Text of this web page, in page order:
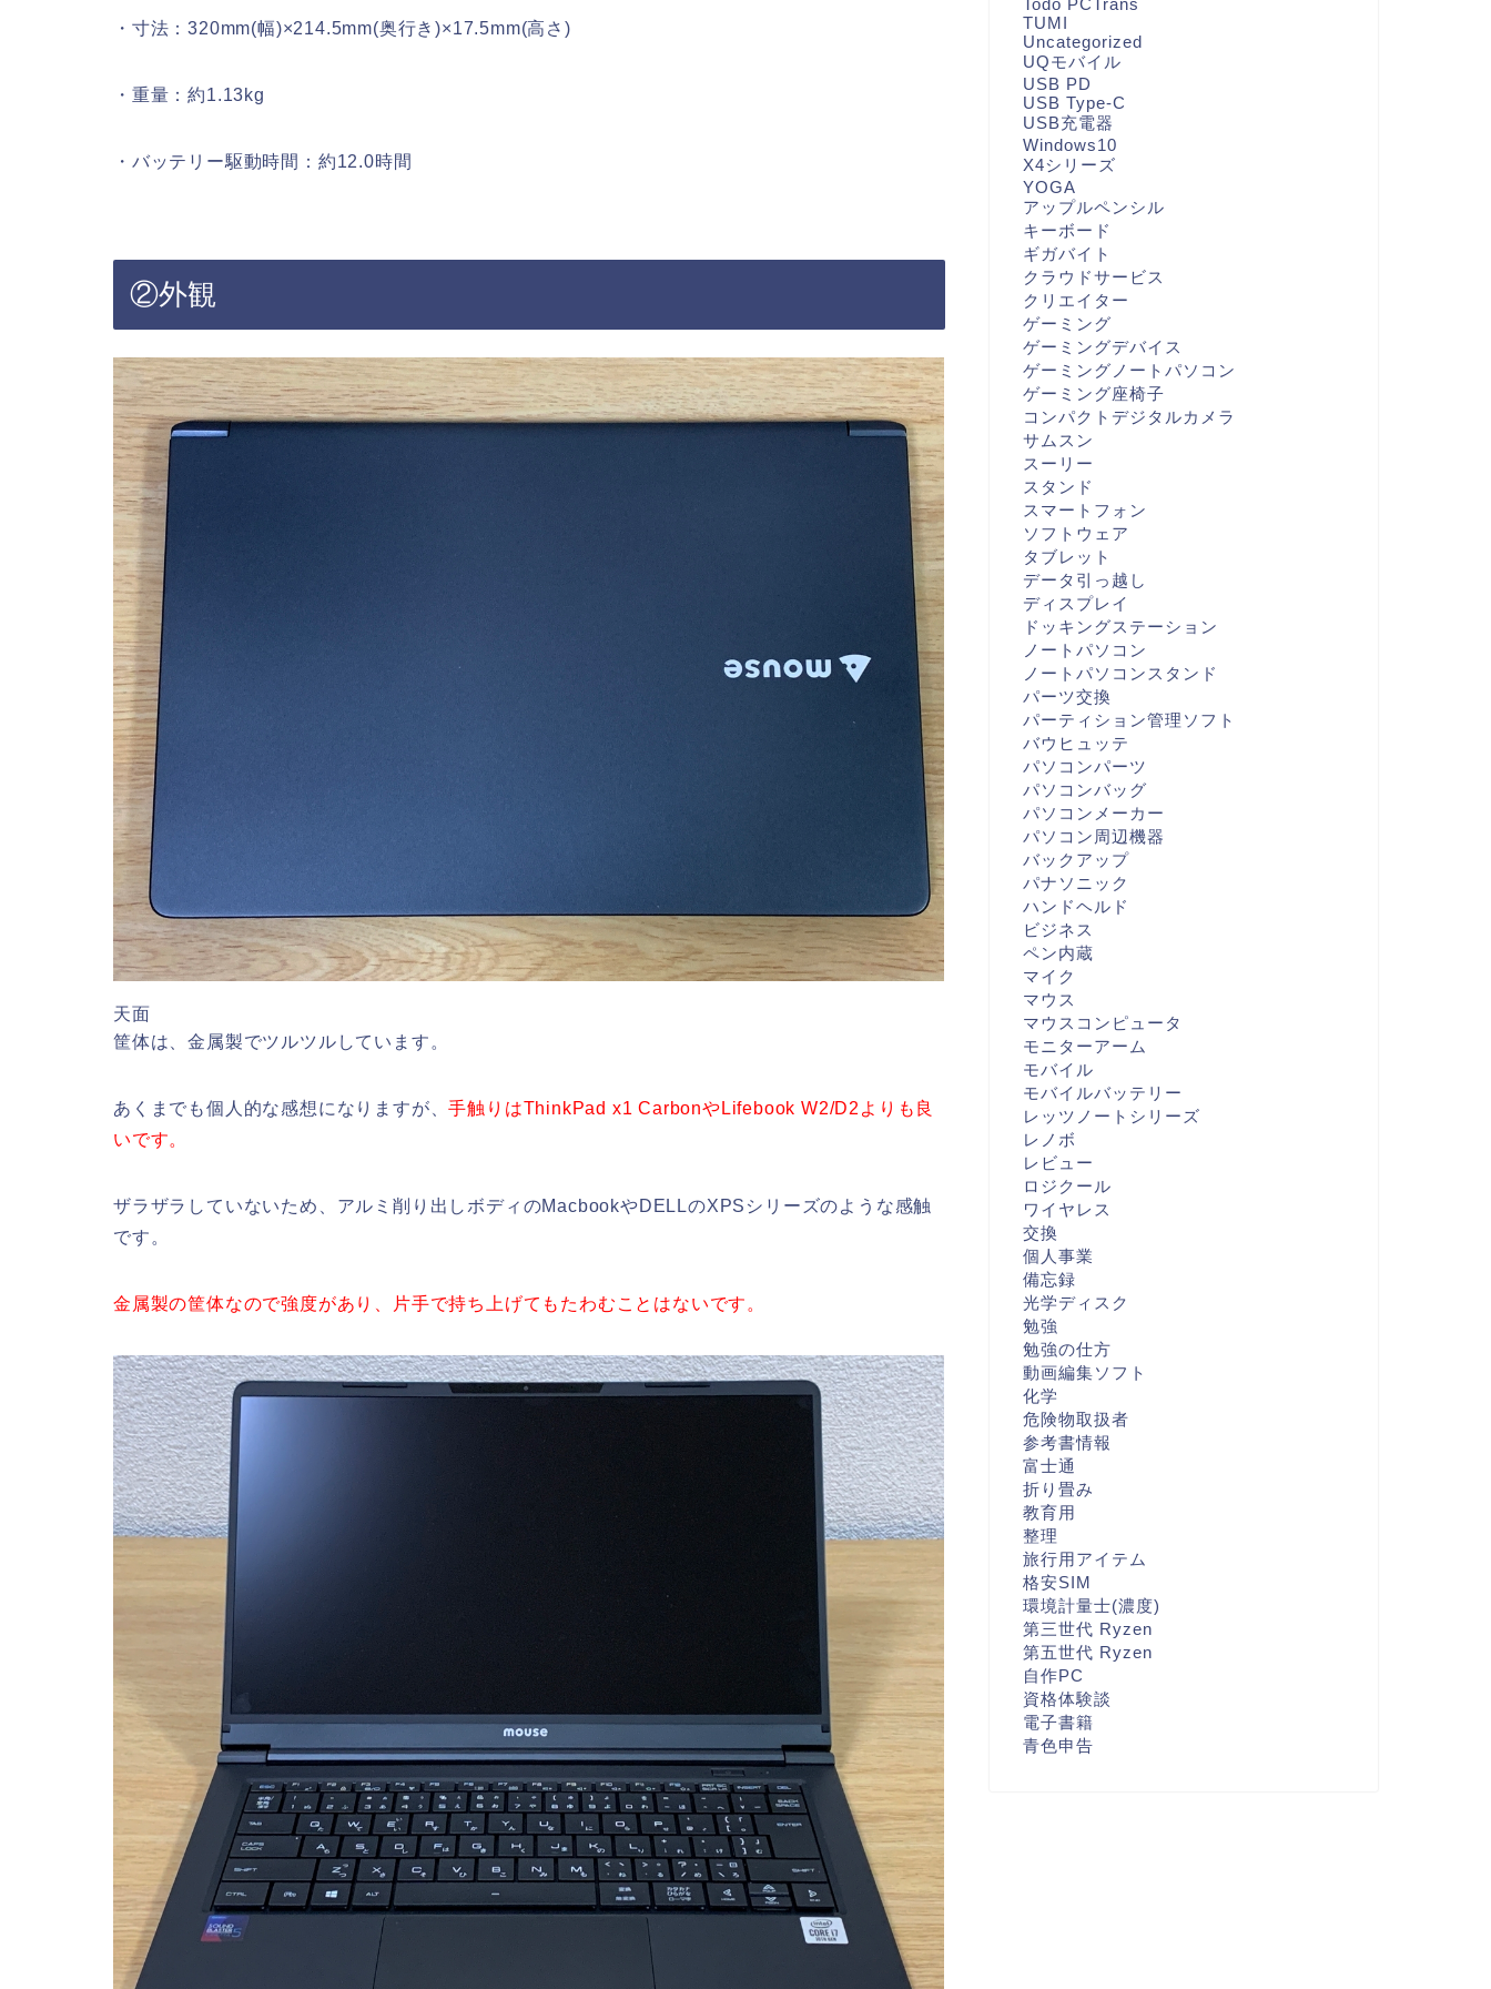
・寸法：320mm(幅)×214.5mm(奥行き)×17.5mm(高さ)
・重量：約1.13kg
・バッテリー駆動時間：約12.0時間
②外観
天面
筐体は、金属製でツルツルしています。
あくまでも個人的な感想になりますが、手触りはThinkPad x1 CarbonやLifebook W2/D2よりも良
いです。
ザラザラしていないため、アルミ削り出しボディのMacbookやDELLのXPSシリーズのような感触
です。
金属製の筐体なので強度があり、片手で持ち上げてもたわむことはないです。
Todo PCTrans
TUMI
Uncategorized
UQモバイル
USB PD
USB Type-C
USB充電器
Windows10
X4シリーズ
YOGA
アップルペンシル
キーボード
ギガバイト
クラウドサービス
クリエイター
ゲーミング
ゲーミングデバイス
ゲーミングノートパソコン
ゲーミング座椅子
コンパクトデジタルカメラ
サムスン
スーリー
スタンド
スマートフォン
ソフトウェア
タブレット
データ引っ越し
ディスプレイ
ドッキングステーション
ノートパソコン
ノートパソコンスタンド
パーツ交換
パーティション管理ソフト
バウヒュッテ
パソコンパーツ
パソコンバッグ
パソコンメーカー
パソコン周辺機器
バックアップ
パナソニック
ハンドヘルド
ビジネス
ペン内蔵
マイク
マウス
マウスコンピュータ
モニターアーム
モバイル
モバイルバッテリー
レッツノートシリーズ
レノボ
レビュー
ロジクール
ワイヤレス
交換
個人事業
備忘録
光学ディスク
勉強
勉強の仕方
動画編集ソフト
化学
危険物取扱者
参考書情報
富士通
折り畳み
教育用
整理
旅行用アイテム
格安SIM
環境計量士(濃度)
第三世代 Ryzen
第五世代 Ryzen
自作PC
資格体験談
電子書籍
青色申告